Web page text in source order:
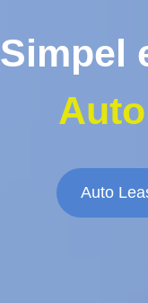
Simpel
Auto